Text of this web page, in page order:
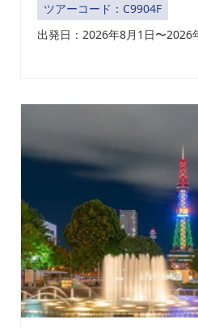
ツアーコード：C9904F
出発日： 2026年8月1日〜2026